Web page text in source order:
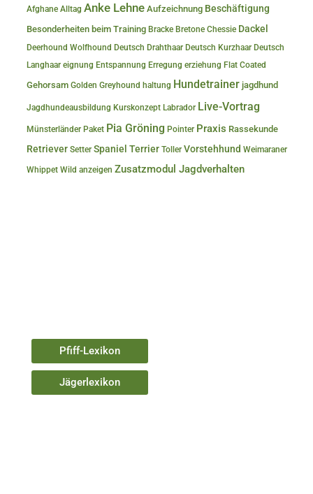
Afghane Alltag Anke Lehne Aufzeichnung Beschäftigung
Besonderheiten beim Training Bracke Bretone Chessie Dackel
Deerhound Wolfhound Deutsch Drahthaar Deutsch Kurzhaar Deutsch
Langhaar eignung Entspannung Erregung erziehung Flat Coated
Gehorsam Golden Greyhound haltung Hundetrainer jagdhund
Jagdhundeausbildung Kurskonzept Labrador Live-Vortrag
Münsterländer Paket Pia Gröning Pointer Praxis Rassekunde
Retriever Setter Spaniel Terrier Toller Vorstehhund Weimaraner
Whippet Wild anzeigen Zusatzmodul Jagdverhalten
Pfiff-Lexikon
Jägerlexikon